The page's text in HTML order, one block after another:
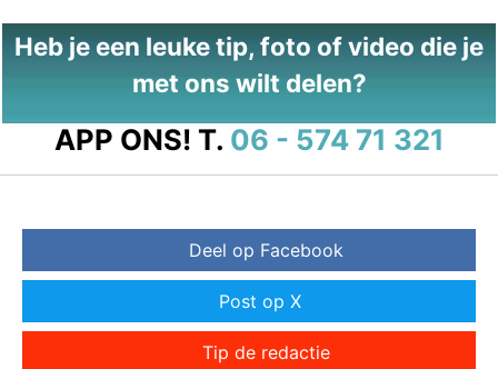
Heb je een leuke tip, foto of video die je
met ons wilt delen?
APP ONS! T. 06 - 574 71 321
Deel op Facebook
Post op X
Tip de redactie